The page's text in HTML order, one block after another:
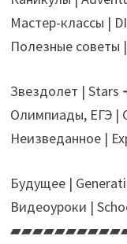
Мастер-классы |
Полезные советы
Звездолет | Stars
Олимпиады, ЕГЭ |
Неизведанное |
Будущее |
Видеоуроки |